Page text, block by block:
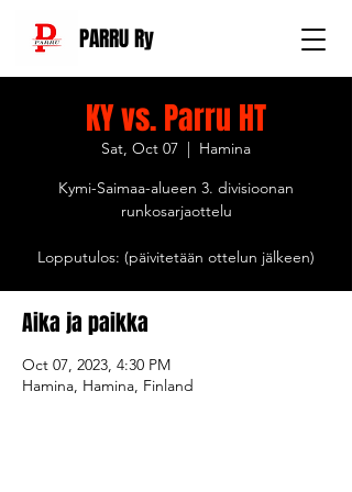
PARRU Ry
KY vs. Parru HT
Sat, Oct 07
  |
Hamina
Kymi-Saimaa-alueen 3. divisioonan
runkosarjaottelu
Lopputulos: (päivitetään ottelun jälkeen)
Aika ja paikka
Oct 07, 2023, 4:30 PM
Hamina, Hamina, Finland